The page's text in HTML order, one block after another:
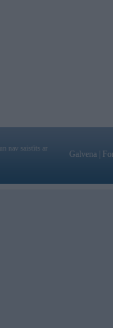
nav saistīts ar
Galvena